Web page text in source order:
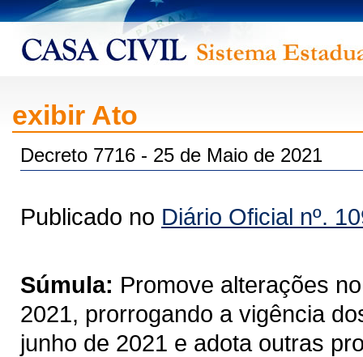
exibir Ato
Decreto 7716 - 25 de Maio de 2021
Publicado no Diário Oficial nº.
Súmula: Promove alterações
2021, prorrogando a vigência
junho de 2021 e adota outras